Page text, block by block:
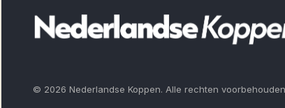
© 2026 Nederlandse Koppen. Alle rechten